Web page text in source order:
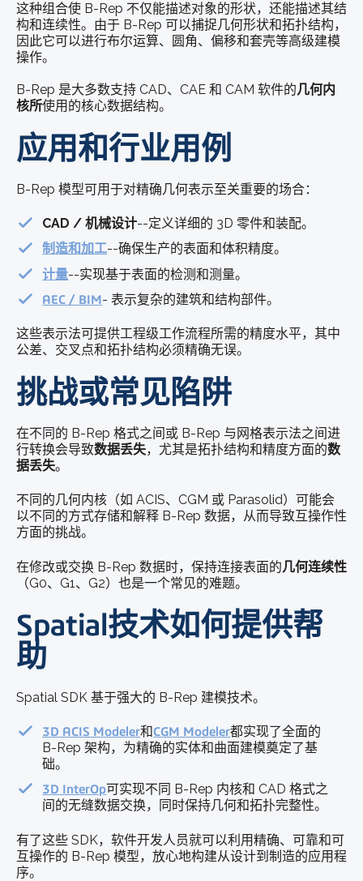
这种组合使 B-Rep 不仅能描述对象的形状，还能描述其结
构和连续性。由于 B-Rep 可以捕捉几何形状和拓扑结构，
因此它可以进行布尔运算、圆角、偏移和套壳等高级建模
操作。
B-Rep 是大多数支持 CAD、CAE 和 CAM 软件的几何内
核所使用的核心数据结构。
应用和行业用例
B-Rep 模型可用于对精确几何表示至关重要的场合：
CAD / 机械设计--定义详细的 3D 零件和装配。
制造和加工--确保生产的表面和体积精度。
计量--实现基于表面的检测和测量。
AEC / BIM- 表示复杂的建筑和结构部件。
这些表示法可提供工程级工作流程所需的精度水平，其中
公差、交叉点和拓扑结构必须精确无误。
挑战或常见陷阱
在不同的 B-Rep 格式之间或 B-Rep 与网格表示法之间进
行转换会导致数据丢失，尤其是拓扑结构和精度方面的数
据丢失。
不同的几何内核（如 ACIS、CGM 或 Parasolid）可能会
以不同的方式存储和解释 B-Rep 数据，从而导致互操作性
方面的挑战。
在修改或交换 B-Rep 数据时，保持连接表面的几何连续性
（G0、G1、G2）也是一个常见的难题。
Spatial技术如何提供帮
助
Spatial SDK 基于强大的 B-Rep 建模技术。
3D ACIS Modeler和CGM Modeler都实现了全面的
B-Rep 架构，为精确的实体和曲面建模奠定了基
础。
3D InterOp可实现不同 B-Rep 内核和 CAD 格式之
间的无缝数据交换，同时保持几何和拓扑完整性。
有了这些 SDK，软件开发人员就可以利用精确、可靠和可
互操作的 B-Rep 模型，放心地构建从设计到制造的应用程
序。